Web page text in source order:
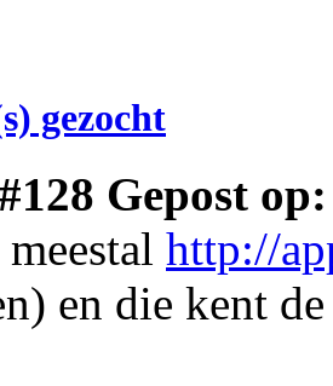
gezocht
Gepost op:
http://
en die kent